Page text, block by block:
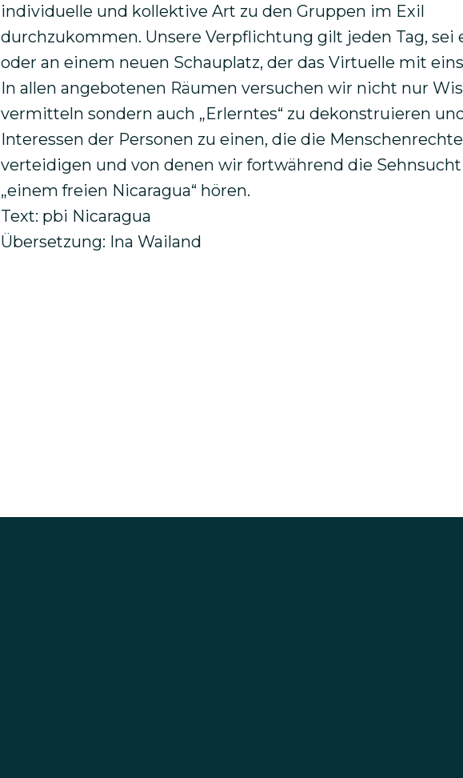
individuelle und kollektive Art zu den Gruppen im Exil
durchzukommen. Unsere Verpflichtung gilt jeden Tag, sei
oder an einem neuen Schauplatz, der das Virtuelle mit
In allen angebotenen Räumen versuchen wir nicht nur
vermitteln sondern auch „Erlerntes“ zu dekonstruieren
Interessen der Personen zu einen, die die Menschenrechte
verteidigen und von denen wir fortwährend die
„einem freien Nicaragua“ hören.
Text: pbi Nicaragua
Übersetzung: Ina Wailand